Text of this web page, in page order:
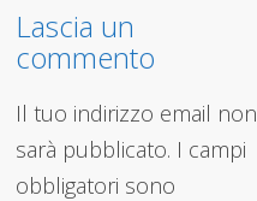
Lascia un
commento
Il tuo indirizzo email non
sarà pubblicato. I campi
obbligatori sono